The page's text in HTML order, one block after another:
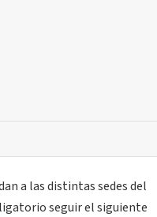
a las distintas sedes del
seguir el siguiente